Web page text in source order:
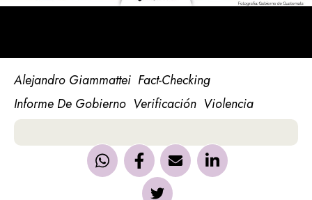
Alejandro Giammattei Fact-Checking
Informe De Gobierno Verificación Violencia